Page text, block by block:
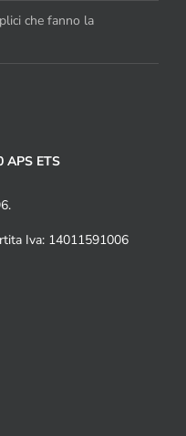
che fanno la
APS ETS
Iva: 14011591006